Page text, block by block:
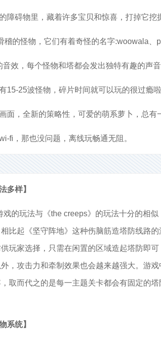
障碍物里，藏着许多宝贝和惊喜，打掉它挖
稽的怪物，它们有着奇怪的名字:woowala
音效，每个怪物和塔都会发出独特有趣的声
15-25波怪物，碎片时间就可以玩的很过瘾
面，全新的策略性，可爱的萌系萝卜，总有
fi，那也没问题，离线玩畅通无阻。
多样】
戏的玩法与《the creeps》的玩法十分的相
比起《坚守阵地》这种伤脑筋造塔防线路
玩家选择，只需在闲置的区域造起塔防即
，攻击力和牵制效果也会越来越强大。游
取而代之的是每一主题关卡都会有固定的
系统】